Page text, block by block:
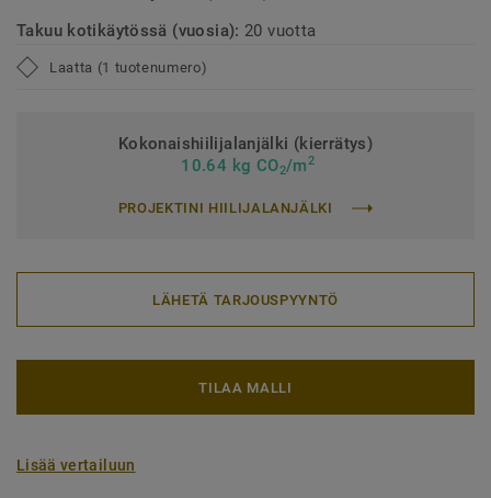
Takuu kotikäytössä (vuosia): 20 vuotta
Laatta (1 tuotenumero)
Kokonaishiilijalanjälki (kierrätys)
10.64 kg CO2/m2
PROJEKTINI HIILIJALANJÄLKI
LÄHETÄ TARJOUSPYYNTÖ
TILAA MALLI
Lisää vertailuun